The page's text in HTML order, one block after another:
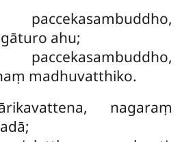
ahu;
madhuvatthiko.
nagaraṃ